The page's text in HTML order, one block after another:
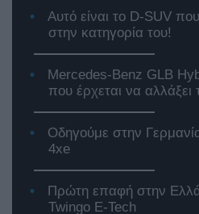
Αυτό είναι το D-SUV
στην κατηγορία του!
Mercedes-Benz GLB
που έρχεται να αλλάξει
Οδηγούμε στην
4xe
Πρώτη επαφή στην
Twingo E-Tech